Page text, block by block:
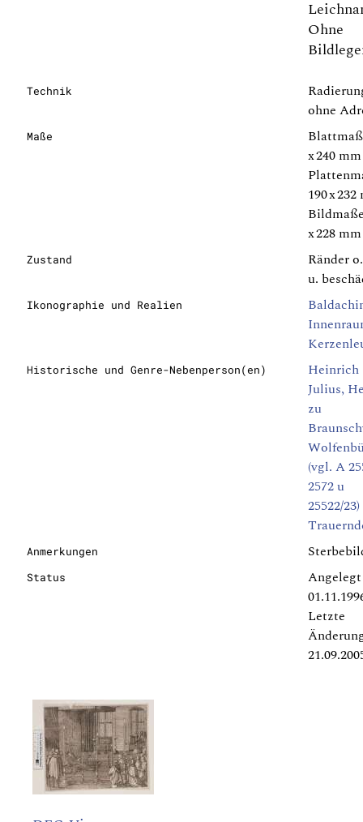
Ohne
Technik
ohne
Maße
x 240 mm
190 x
x 228 mm
Zustand
Ränder
u.
Ikonographie und Realien
Historische und Genre-Nebenperson(en)
Heinrich
Julius,
zu
(vgl. A
2572 u
25522/23)
Anmerkungen
Status
Letzte